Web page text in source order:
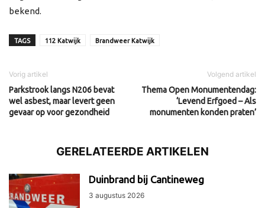
bekend.
TAGS 112 Katwijk Brandweer Katwijk
Vorig artikel
Parkstrook langs N206 bevat
wel asbest, maar levert geen
gevaar op voor gezondheid
Volgend artikel
Thema Open Monumentendag:
‘Levend Erfgoed – Als
monumenten konden praten’
GERELATEERDE ARTIKELEN
Duinbrand bij Cantineweg
3 augustus 2026